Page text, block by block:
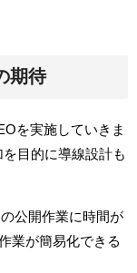
期待
を実施していきま
目的に導線設計も
公開作業に時間が
業が簡易化できる